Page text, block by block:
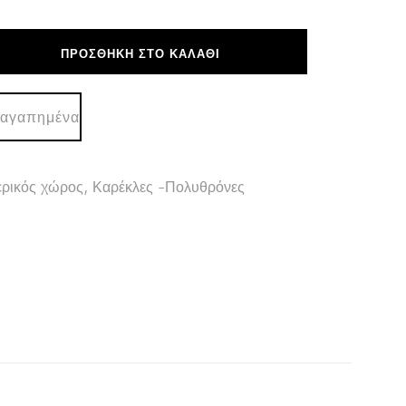
ΠΡΟΣΘΉΚΗ ΣΤΟ ΚΑΛΆΘΙ
χώρος, Καρέκλες -Πολυθρόνες